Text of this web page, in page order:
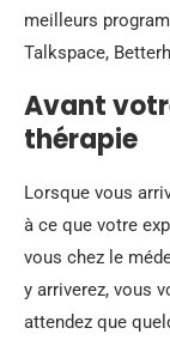
meilleurs
Talkspace,
Avant
thérapie
Lorsque vous
à ce que votre
vous chez le
y arriverez, vous
attendez que